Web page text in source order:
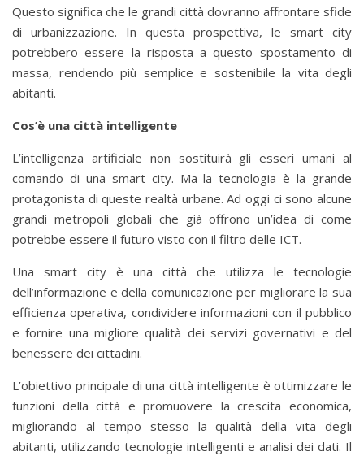
Questo significa che le grandi città dovranno affrontare sfide
di urbanizzazione. In questa prospettiva, le smart city
potrebbero essere la risposta a questo spostamento di
massa, rendendo più semplice e sostenibile la vita degli
abitanti.
Cos’è una città intelligente
L’intelligenza artificiale non sostituirà gli esseri umani al
comando di una smart city. Ma la tecnologia è la grande
protagonista di queste realtà urbane. Ad oggi ci sono alcune
grandi metropoli globali che già offrono un’idea di come
potrebbe essere il futuro visto con il filtro delle ICT.
Una smart city è una città che utilizza le tecnologie
dell’informazione e della comunicazione per migliorare la sua
efficienza operativa, condividere informazioni con il pubblico
e fornire una migliore qualità dei servizi governativi e del
benessere dei cittadini.
L’obiettivo principale di una città intelligente è ottimizzare le
funzioni della città e promuovere la crescita economica,
migliorando al tempo stesso la qualità della vita degli
abitanti, utilizzando tecnologie intelligenti e analisi dei dati. Il